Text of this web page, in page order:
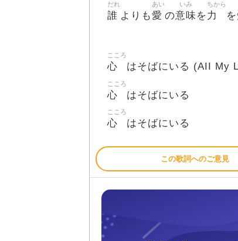
誰
だれ
よりも愛
あい
の意味
いみ
を力
ちから
を
心
こころ
はそばにいる (AII My
心
こころ
はそばにいる
心
こころ
はそばにいる
この歌詞へのご意見